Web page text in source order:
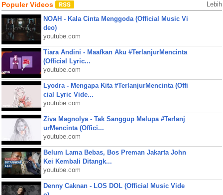
Populer Videos Lebih
NOAH - Kala Cinta Menggoda (Official Music Vi
deo)
youtube.com
Tiara Andini - Maafkan Aku #TerlanjurMencinta
(Official Lyric...
youtube.com
Lyodra - Mengapa Kita #TerlanjurMencinta (Offi
cial Lyric Vide...
youtube.com
Ziva Magnolya - Tak Sanggup Melupa #Terlanj
urMencinta (Offici...
youtube.com
Belum Lama Bebas, Bos Preman Jakarta John
Kei Kembali Ditangk...
youtube.com
Denny Caknan - LOS DOL (Official Music Vide